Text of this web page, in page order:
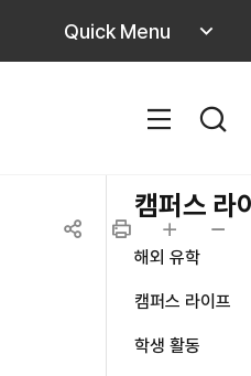
Quick Menu 퀵메뉴
열기
캠퍼스 라
해외 유학하위메
캠퍼스 라이프
학생 활동
공유하기인쇄 글자
크게
작게